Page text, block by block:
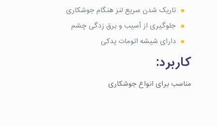
تاریک شدن سریع لنز هنگام جوشکاری
جلوگیری از آسیب و برق زدگی چشم
دارای شیشه اتومات یدکی
کاربرد:
مناسب برای انواع جوشکاری